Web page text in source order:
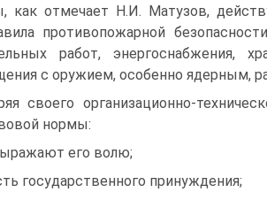
как отмечает Н.И. Матузов,
противопожарной
работ, энергоснабжения,
с оружием, особенно ядерным,
своего организационно-
нормы:
его волю;
государственного принуждения;